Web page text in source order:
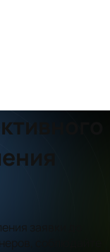
заявки до
соблюдайте